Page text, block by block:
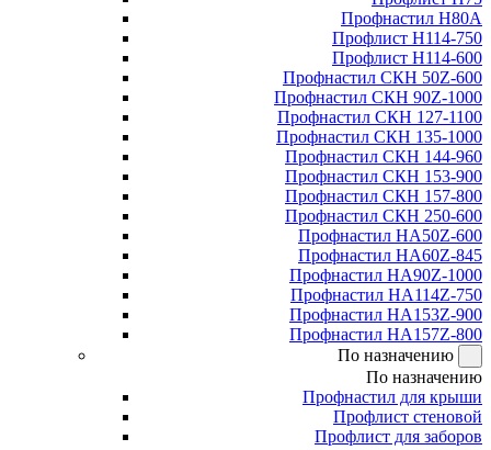
Профнастил Н80А
Профлист Н114-750
Профлист Н114-600
Профнастил СКН 50Z-600
Профнастил СКН 90Z-1000
Профнастил СКН 127-1100
Профнастил СКН 135-1000
Профнастил СКН 144-960
Профнастил СКН 153-900
Профнастил СКН 157-800
Профнастил СКН 250-600
Профнастил НА50Z-600
Профнастил НА60Z-845
Профнастил НА90Z-1000
Профнастил НА114Z-750
Профнастил НА153Z-900
Профнастил НА157Z-800
По назначению
По назначению
Профнастил для крыши
Профлист стеновой
Профлист для заборов